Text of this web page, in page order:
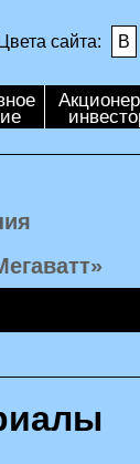
Цвета сайта: B